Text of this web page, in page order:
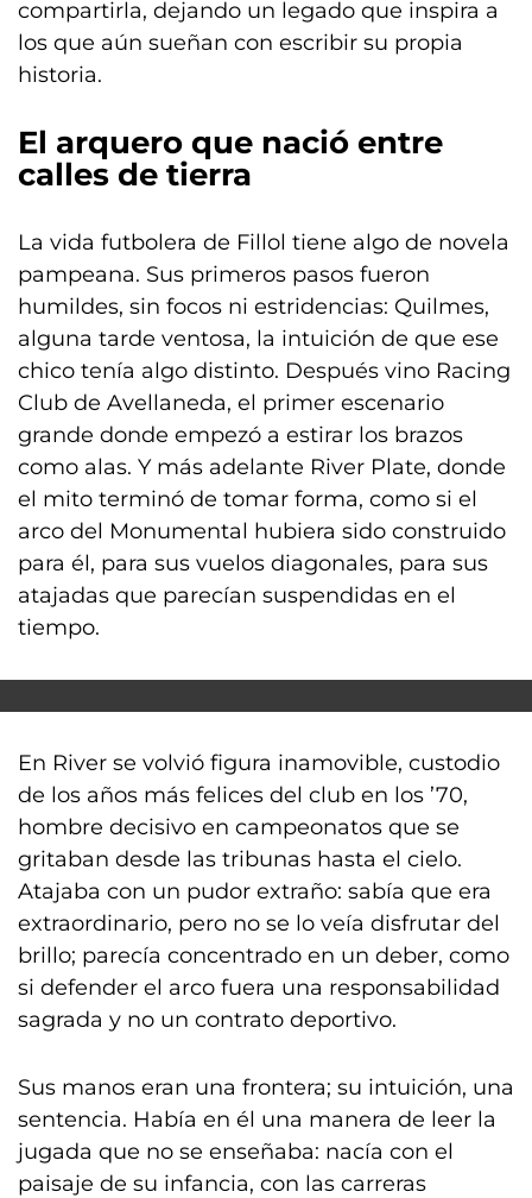
compartirla, dejando un legado que inspira a
los que aún sueñan con escribir su propia
historia.
El arquero que nació entre
calles de tierra
La vida futbolera de Fillol tiene algo de novela
pampeana. Sus primeros pasos fueron
humildes, sin focos ni estridencias: Quilmes,
alguna tarde ventosa, la intuición de que ese
chico tenía algo distinto. Después vino Racing
Club de Avellaneda, el primer escenario
grande donde empezó a estirar los brazos
como alas. Y más adelante River Plate, donde
el mito terminó de tomar forma, como si el
arco del Monumental hubiera sido construido
para él, para sus vuelos diagonales, para sus
atajadas que parecían suspendidas en el
tiempo.
En River se volvió figura inamovible, custodio
de los años más felices del club en los ’70,
hombre decisivo en campeonatos que se
gritaban desde las tribunas hasta el cielo.
Atajaba con un pudor extraño: sabía que era
extraordinario, pero no se lo veía disfrutar del
brillo; parecía concentrado en un deber, como
si defender el arco fuera una responsabilidad
sagrada y no un contrato deportivo.
Sus manos eran una frontera; su intuición, una
sentencia. Había en él una manera de leer la
jugada que no se enseñaba: nacía con el
paisaje de su infancia, con las carreras